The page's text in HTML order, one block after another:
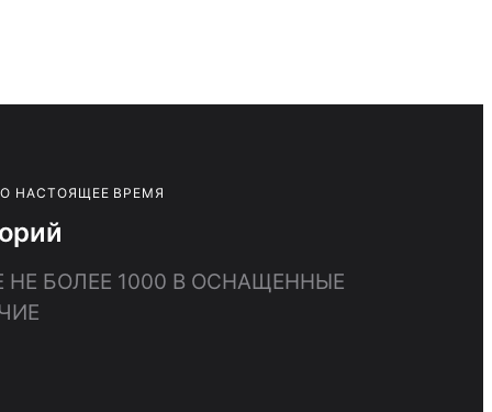
НАСТОЯЩЕЕ ВРЕМЯ
НЕ БОЛЕЕ 1000 В ОСНАЩЕННЫЕ